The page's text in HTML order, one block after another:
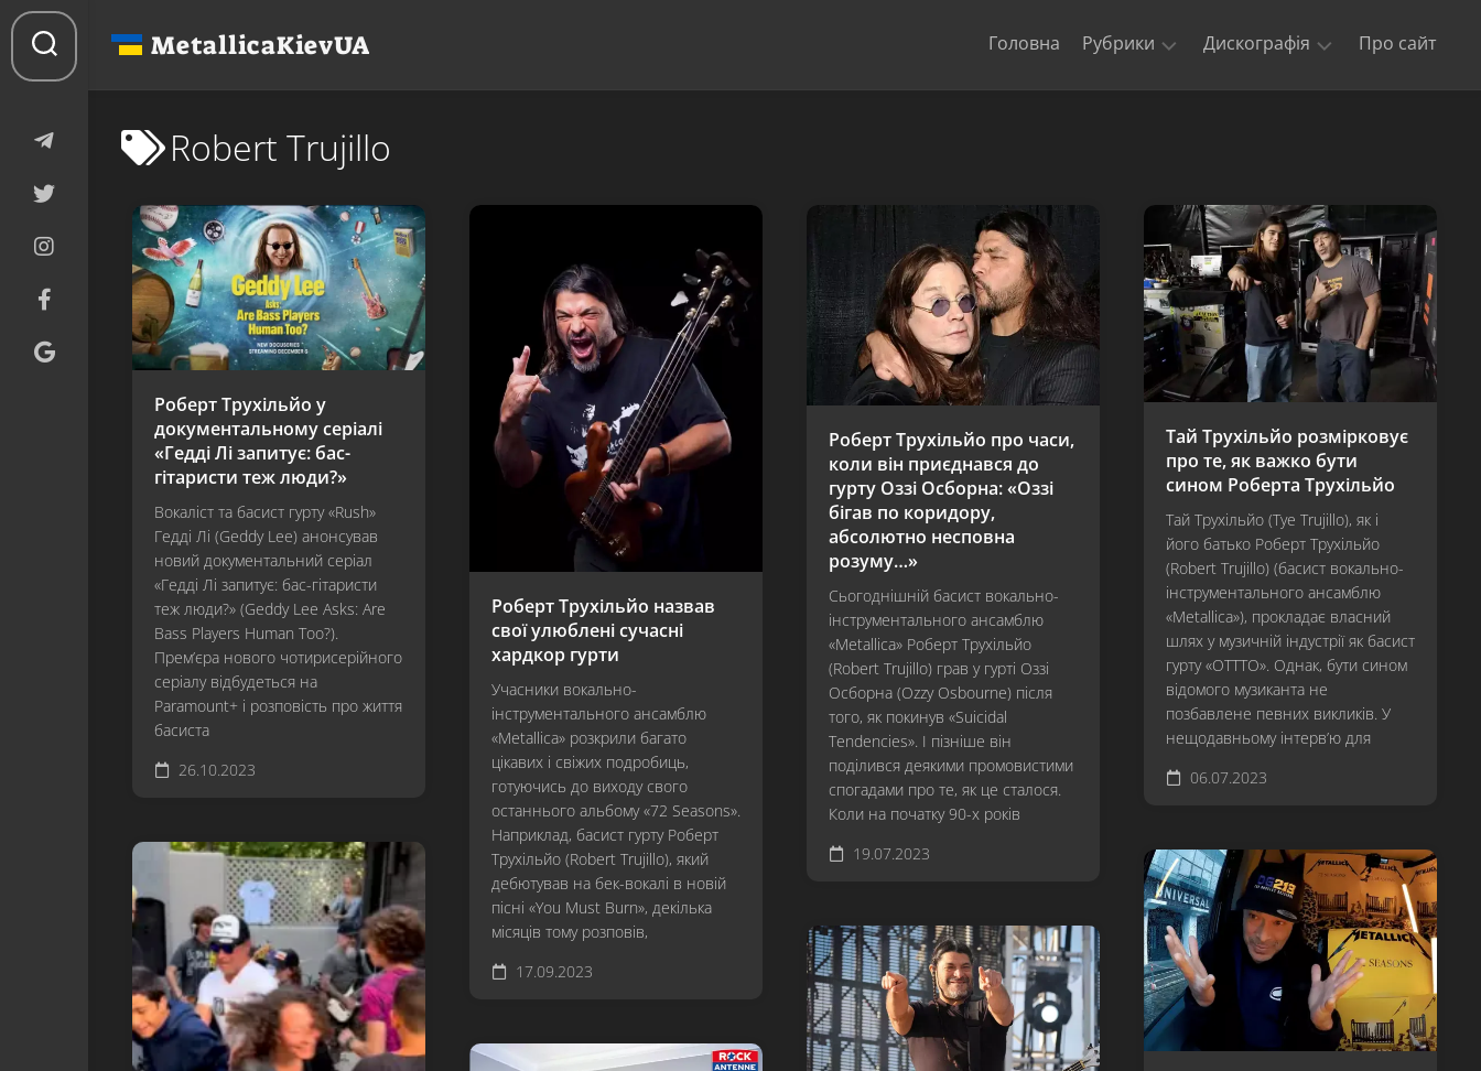
Перейти
до
вмісту
MetallicaKievUA Головна Рубрики
відео
Концерти
гурту
Metallica
Дискографія
The
Lightning
Master
of
Puppets
The
$5.98
E.P.
Garage
Days
Re-
Revisited
…
And
Justice
For
All
Metallica
Load
ReLoad
Garage
S&M
St.
Anger
Death
Magnetic
Hardwired…
Self-
Про сайт
Robert Trujillo
Роберт Трухільйо у
документальному серіалі
«Гедді Лі запитує: бас-
гітаристи теж люди?»
Вокаліст та басист гурту «Rush»
Гедді Лі (Geddy Lee) анонсував
новий документальний серіал
«Гедді Лі запитує: бас-гітаристи
теж люди?» (Geddy Lee Asks: Are
Bass Players Human Too?).
Прем’єра нового чотирисерійного
серіалу відбудеться на
Paramount+ і розповість про життя
басиста
26.10.2023
Роберт Трухільйо назвав
свої улюблені сучасні
хардкор гурти
Учасники вокально-
інструментального ансамблю
«Metallica» розкрили багато
цікавих і свіжих подробиць,
готуючись до виходу свого
останнього альбому «72 Seasons».
Наприклад, басист гурту Роберт
Трухільйо (Robert Trujillo), який
дебютував на бек-вокалі в новій
пісні «You Must Burn», декілька
місяців тому розповів,
17.09.2023
Роберт Трухільйо про часи,
коли він приєднався до
гурту Оззі Осборна: «Оззі
бігав по коридору,
абсолютно несповна
розуму…»
Сьогоднішній басист вокально-
інструментального ансамблю
«Metallica» Роберт Трухільйо
(Robert Trujillo) грав у гурті Оззі
Осборна (Ozzy Osbourne) після
того, як покинув «Suicidal
Tendencies». І пізніше він
поділився деякими промовистими
спогадами про те, як це сталося.
Коли на початку 90-х років
19.07.2023
Тай Трухільйо розмірковує
про те, як важко бути
сином Роберта Трухільйо
Тай Трухільйо (Tye Trujillo), як і
його батько Роберт Трухільйо
(Robert Trujillo) (басист вокально-
інструментального ансамблю
«Metallica»), прокладає власний
шлях у музичній індустрії як басист
гурту «OTTTO». Однак, бути сином
відомого музиканта не
позбавлене певних викликів. У
нещодавньому інтерв’ю для
06.07.2023